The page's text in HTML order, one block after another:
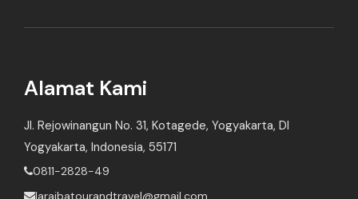
Alamat Kami
Jl. Rejowinangun No. 31, Kotagede, Yogyakarta, DI
Yogyakarta, Indonesia, 55171
0811-2828-49
laraibatourandtravel@gmail.com